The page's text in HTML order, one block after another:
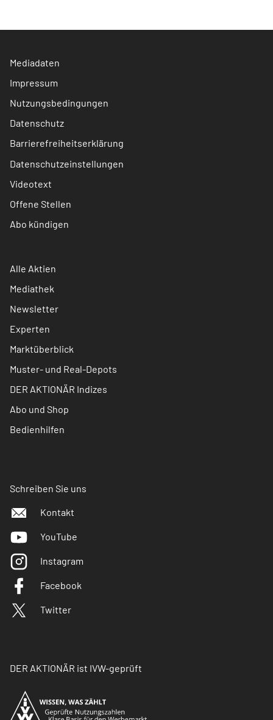
Mediadaten
Impressum
Nutzungsbedingungen
Datenschutz
Barrierefreiheitserklärung
Datenschutzeinstellungen
Videotext
Offene Stellen
Abo kündigen
Alle Aktien
Mediathek
Newsletter
Experten
Marktüberblick
Muster- und Real-Depots
DER AKTIONÄR Indizes
Abo und Shop
Bedienhilfen
Schreiben Sie uns
Kontakt
YouTube
Instagram
Facebook
Twitter
DER AKTIONÄR ist IVW-geprüft